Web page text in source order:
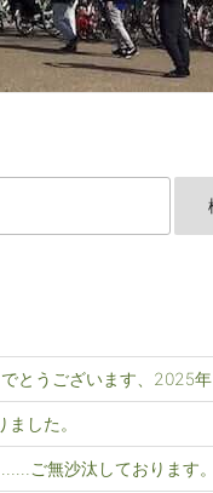
とうございます、2025年
した。
ご無沙汰しております。